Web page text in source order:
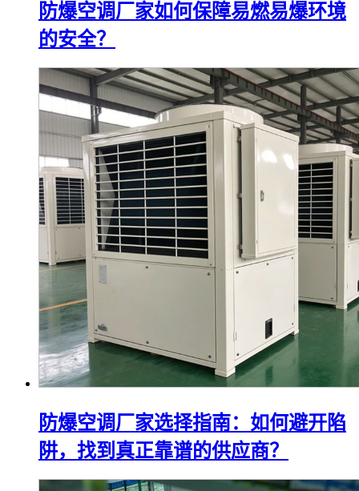
防爆空调厂家如何保障易燃易爆环境
的安全？
防爆空调厂家选择指南：如何避开陷
阱，找到真正靠谱的供应商？